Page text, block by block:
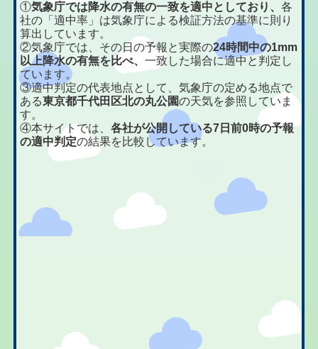
①気象庁では降水の有無の一致を適中としており、各
社の「適中率」は気象庁による検証方法の基準に則り
算出しています。
②気象庁では、その日の予報と実際の24時間中の1mm
以上降水の有無を比べ、一致した場合に適中と判定し
ています。
③適中判定の代表地点として、気象庁の定める地点で
ある東京都千代田区北の丸公園の天気を参照していま
す。
④本サイトでは、各社が公開している7日前0時の予報
の適中判定の結果を比較しています。